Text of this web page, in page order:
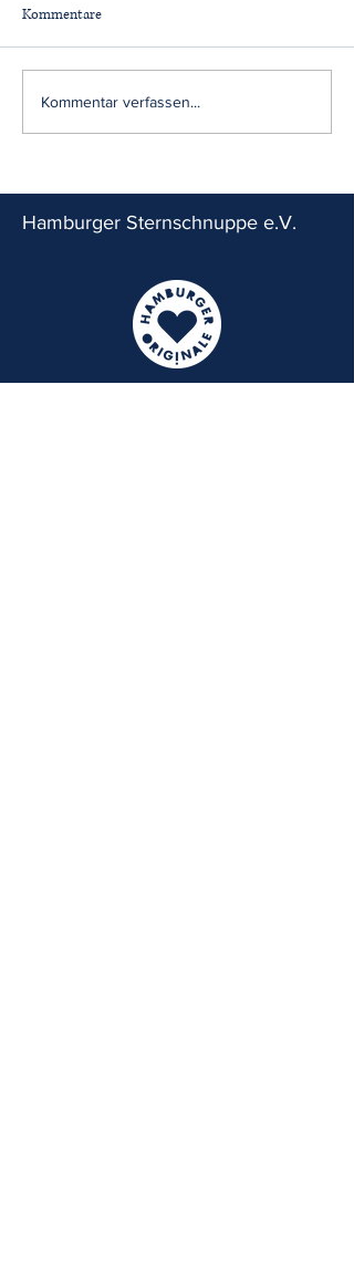
Happy New Schuljahr mit
POPP Feinkost Salate!
Kommentare
Kommentar verfassen...
Hamburger Sternschnuppe e.V.